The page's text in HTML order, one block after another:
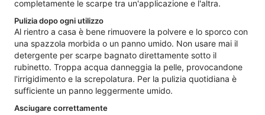
completamente le scarpe tra un'applicazione e l'altra.
Pulizia dopo ogni utilizzo
Al rientro a casa è bene rimuovere la polvere e lo sporco con
una spazzola morbida o un panno umido. Non usare mai il
detergente per scarpe bagnato direttamente sotto il
rubinetto. Troppa acqua danneggia la pelle, provocandone
l'irrigidimento e la screpolatura. Per la pulizia quotidiana è
sufficiente un panno leggermente umido.
Asciugare correttamente